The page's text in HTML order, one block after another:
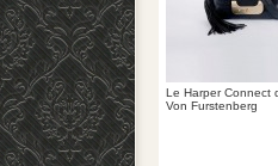
Le Harper Connect
Von Furstenberg